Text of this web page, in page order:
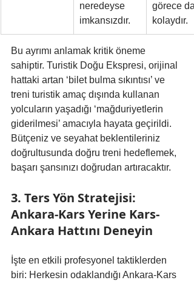
neredeyse
imkansızdır.
görece
kolaydır.
Bu ayrımı anlamak kritik öneme
sahiptir. Turistik Doğu Ekspresi, orijinal
hattaki artan ‘bilet bulma sıkıntısı’ ve
treni turistik amaç dışında kullanan
yolcuların yaşadığı ‘mağduriyetlerin
giderilmesi’ amacıyla hayata geçirildi.
Bütçeniz ve seyahat beklentileriniz
doğrultusunda doğru treni hedeflemek,
başarı şansınızı doğrudan artıracaktır.
3. Ters Yön Stratejisi:
Ankara-Kars Yerine Kars-
Ankara Hattını Deneyin
İşte en etkili profesyonel taktiklerden
biri: Herkesin odaklandığı Ankara-Kars